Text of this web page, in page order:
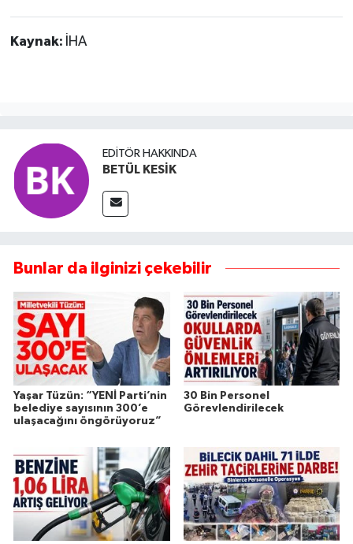
Kaynak: İHA
EDITÖR HAKKINDA
BETÜL KESİK
Bunlar da ilginizi çekebilir
Yaşar Tüzün: “YENİ Parti’nin
belediye sayısının 300’e
ulaşacağını öngörüyoruz”
30 Bin Personel
Görevlendirilecek